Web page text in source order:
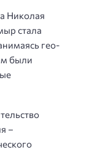
Николая
стала
гео-
были
–